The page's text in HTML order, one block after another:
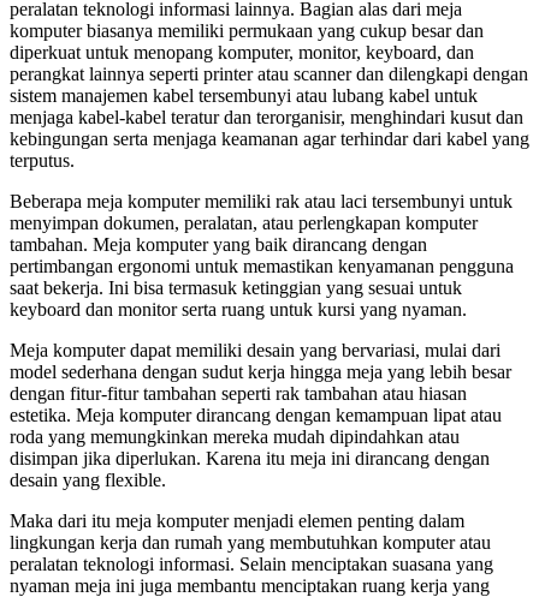
peralatan teknologi informasi lainnya. Bagian alas dari meja
komputer biasanya memiliki permukaan yang cukup besar dan
diperkuat untuk menopang komputer, monitor, keyboard, dan
perangkat lainnya seperti printer atau scanner dan dilengkapi dengan
sistem manajemen kabel tersembunyi atau lubang kabel untuk
menjaga kabel-kabel teratur dan terorganisir, menghindari kusut dan
kebingungan serta menjaga keamanan agar terhindar dari kabel yang
terputus.
Beberapa meja komputer memiliki rak atau laci tersembunyi untuk
menyimpan dokumen, peralatan, atau perlengkapan komputer
tambahan. Meja komputer yang baik dirancang dengan
pertimbangan ergonomi untuk memastikan kenyamanan pengguna
saat bekerja. Ini bisa termasuk ketinggian yang sesuai untuk
keyboard dan monitor serta ruang untuk kursi yang nyaman.
Meja komputer dapat memiliki desain yang bervariasi, mulai dari
model sederhana dengan sudut kerja hingga meja yang lebih besar
dengan fitur-fitur tambahan seperti rak tambahan atau hiasan
estetika. Meja komputer dirancang dengan kemampuan lipat atau
roda yang memungkinkan mereka mudah dipindahkan atau
disimpan jika diperlukan. Karena itu meja ini dirancang dengan
desain yang flexible.
Maka dari itu meja komputer menjadi elemen penting dalam
lingkungan kerja dan rumah yang membutuhkan komputer atau
peralatan teknologi informasi. Selain menciptakan suasana yang
nyaman meja ini juga membantu menciptakan ruang kerja yang